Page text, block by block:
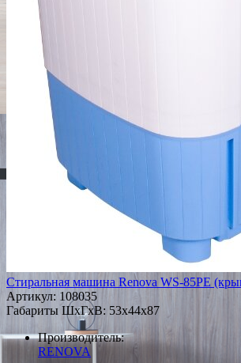
Стиральная машина Renova WS-85PE
Артикул: 108035
Габариты ШxГxВ: 53x44x87
Производитель:
RENOVA